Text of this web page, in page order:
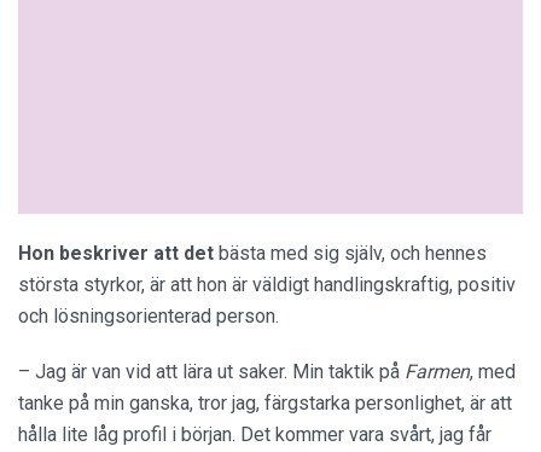
Hon beskriver att det bästa med sig själv, och hennes
största styrkor, är att hon är väldigt handlingskraftig, positiv
och lösningsorienterad person.
– Jag är van vid att lära ut saker. Min taktik på Farmen, med
tanke på min ganska, tror jag, färgstarka personlighet, är att
hålla lite låg profil i början. Det kommer vara svårt, jag får